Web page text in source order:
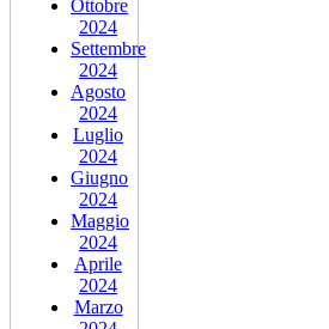
Ottobre
2024
Settembre
2024
Agosto
2024
Luglio
2024
Giugno
2024
Maggio
2024
Aprile
2024
Marzo